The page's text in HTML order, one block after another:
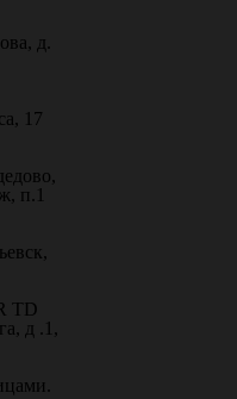
д.
17
п.1
TD
д .1,